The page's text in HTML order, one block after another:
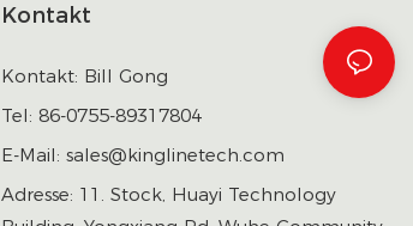
Kontakt
Kontakt: Bill Gong
Tel: 86-0755-89317804
E-Mail: sales@kinglinetech.com
Adresse: 11. Stock, Huayi Technology